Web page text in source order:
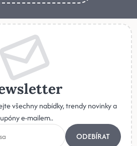
všechny nabídky, trendy novinky a
e-mailem..
ODEBÍRAT